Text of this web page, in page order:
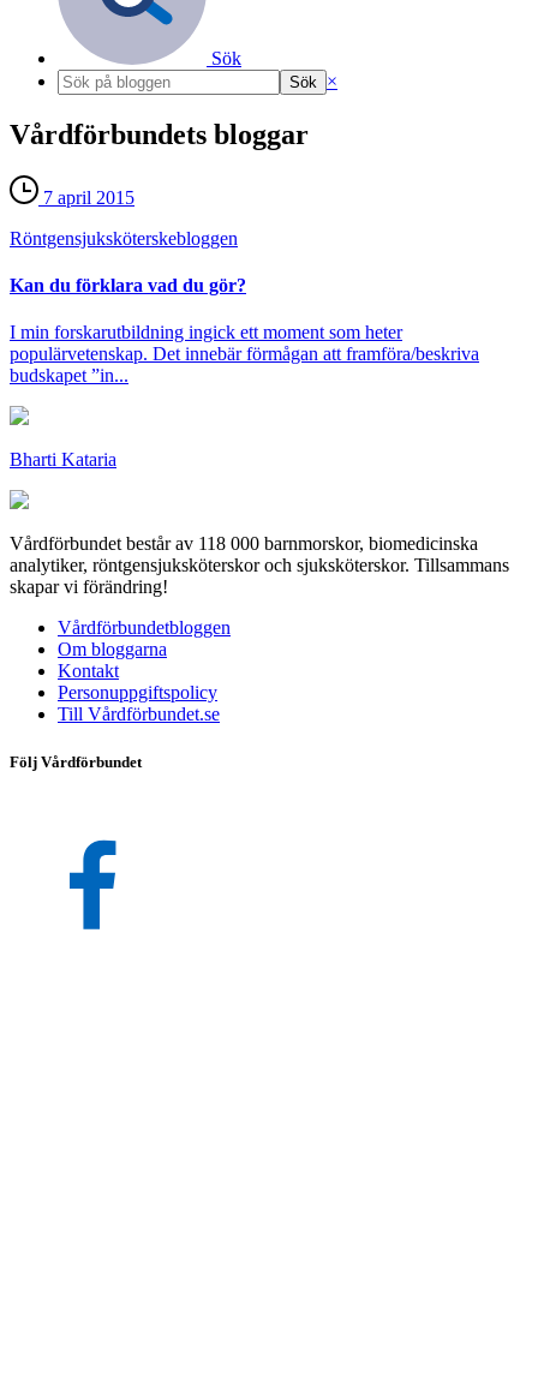
Sök
×
Vårdförbundets bloggar
7 april 2015
Röntgensjuksköterske­bloggen
Kan du förklara vad du gör?
I min forskarutbildning ingick ett moment som heter
populärvetenskap. Det innebär förmågan att framföra/beskriva
budskapet ”in...
Bharti Kataria
Vårdförbundet består av 118 000 barnmorskor, biomedicinska
analytiker, röntgensjuksköterskor och sjuksköterskor. Tillsammans
skapar vi förändring!
Vårdförbundetbloggen
Om bloggarna
Kontakt
Personuppgiftspolicy
Till Vårdförbundet.se
Följ Vårdförbundet